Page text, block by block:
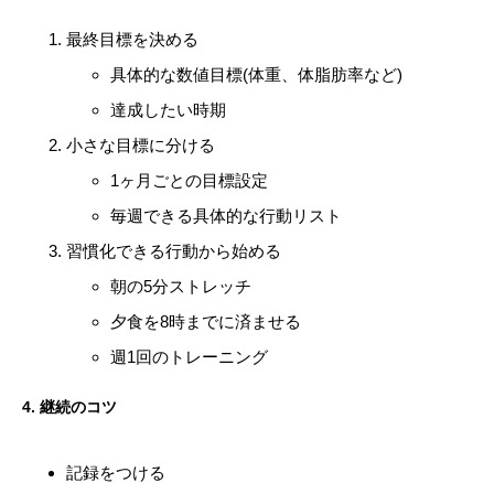
最終目標を決める
具体的な数値目標(体重、体脂肪率など)
達成したい時期
小さな目標に分ける
1ヶ月ごとの目標設定
毎週できる具体的な行動リスト
習慣化できる行動から始める
朝の5分ストレッチ
夕食を8時までに済ませる
週1回のトレーニング
4. 継続のコツ
記録をつける